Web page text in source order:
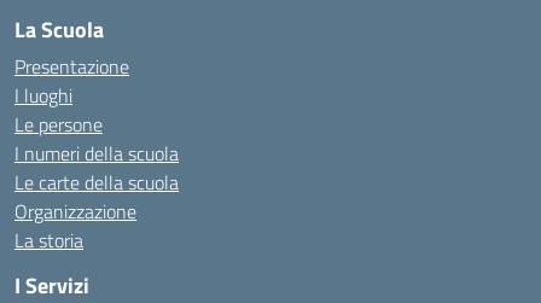
La Scuola
Presentazione
I luoghi
Le persone
I numeri della scuola
Le carte della scuola
Organizzazione
La storia
I Servizi